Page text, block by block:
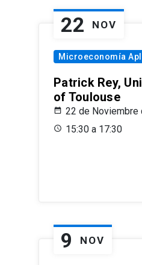
22 NOV
Microeconomía
Patrick Rey,
of Toulouse
22 de Noviembre
15:30 a 17:30
9 NOV